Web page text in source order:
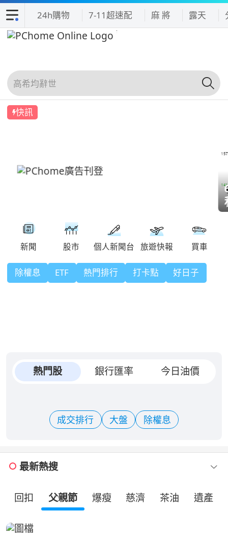
24h購物 7-11超速配 麻 將 露天
快訊
除權息 ETF 熱門排行 打卡點 好日子
熱門股 銀行匯率 今日油價
成交排行 大盤 除權息
最新熱搜
回扣 父親節 爆瘦 慈濟 茶油 遺產